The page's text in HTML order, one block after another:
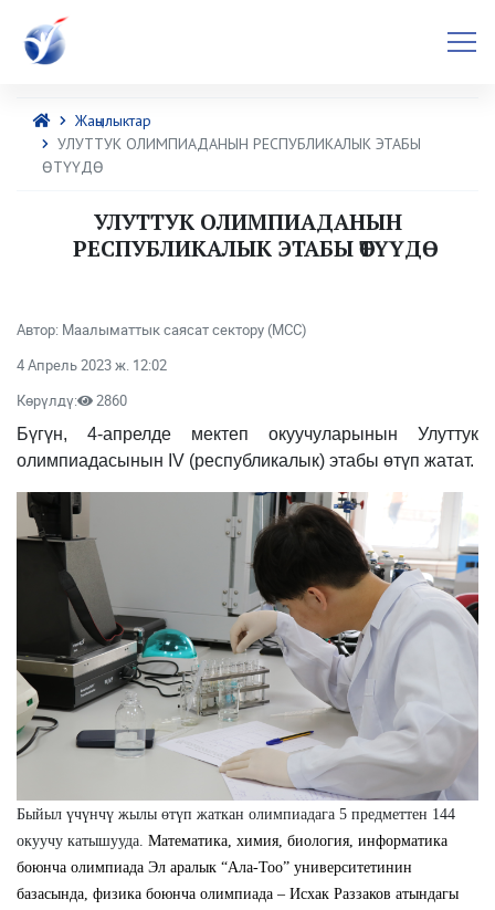
Жаңылыктар
УЛУТТУК ОЛИМПИАДАНЫН РЕСПУБЛИКАЛЫК ЭТАБЫ
ӨТҮҮДӨ
УЛУТТУК ОЛИМПИАДАНЫН
РЕСПУБЛИКАЛЫК ЭТАБЫ ӨТҮҮДӨ
Автор: Маалыматтык саясат сектору (МСС)
4 Апрель 2023 ж. 12:02
Көрүлдү:
2860
Бүгүн, 4-апрелде мектеп окуучуларынын Улуттук
олимпиадасынын IV (республикалык) этабы өтүп жатат.
Быйыл үчүнчү жылы өтүп жаткан олимпиадага 5 предметтен 144
окуучу катышууда. Математика, химия, биология, информатика
боюнча олимпиада Эл аралык “Ала-Тоо” университетинин
базасында, физика боюнча олимпиада – Исхак Раззаков атындагы